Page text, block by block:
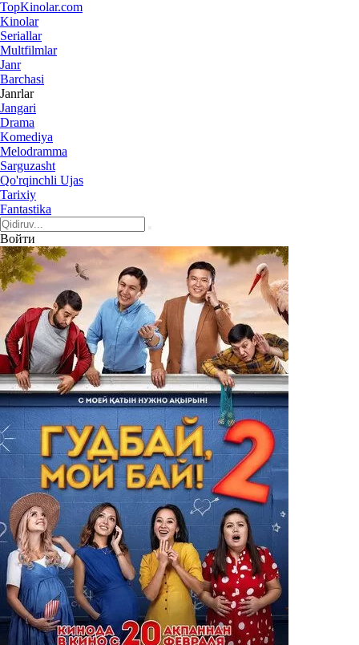
TopKinolar.com
Kinolar
Seriallar
Multfilmlar
Janr
Barchasi
Janrlar
Jangari
Drama
Komediya
Melodramma
Sarguzasht
Qo'rqinchli Ujas
Tarixiy
Fantastika
Войти